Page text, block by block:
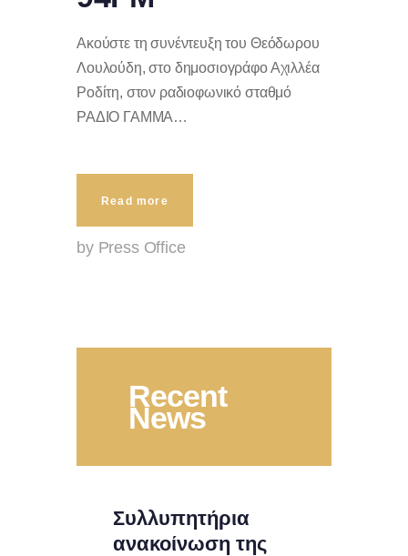
Ακούστε τη συνέντευξη του Θεόδωρου
Λουλούδη, στο δημοσιογράφο Αχιλλέα
Ροδίτη, στον ραδιοφωνικό σταθμό
ΡΑΔΙΟ ΓΑΜΜΑ…
Read more
by Press Office
Recent
News
Συλλυπητήρια
ανακοίνωση της